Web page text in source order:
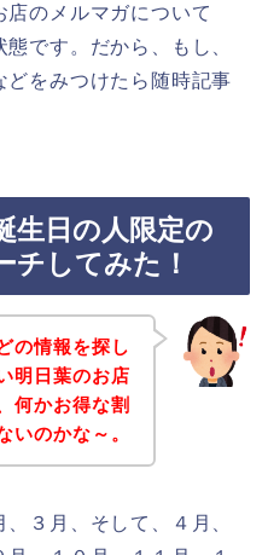
のメルマガについて
です。だから、もし、
どをみつけたら随時記事
生日の人限定の
チしてみた！
の情報を探し
明日葉のお店
何かお得な割
いのかな～。
３月、そして、４月、